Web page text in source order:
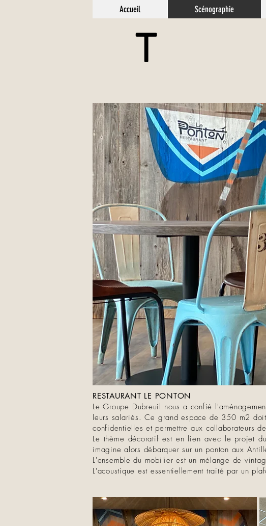
Accueil Scénographie
T
RESTAURANT LE PONTON
Le Groupe Dubreuil nous a confié
leurs salariés. Ce grand espace de 350 m2
confidentielles et permettre aux collaborateurs
Le thème décoratif est en lien avec le projet
imagine alors débarquer sur un ponton aux
L'ensemble du mobilier est un mélange de
L'acoustique est essentiellement traité par un